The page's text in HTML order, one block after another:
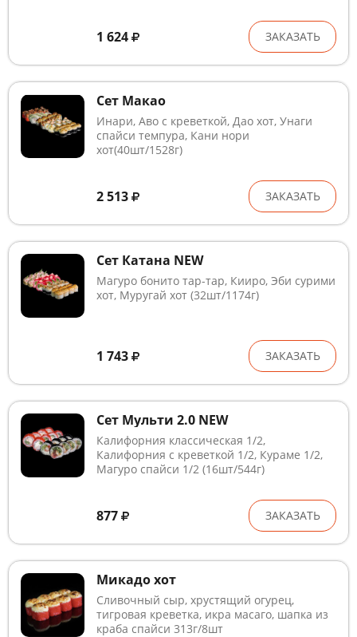
1 624 ЗАКАЗАТЬ
Сет Макао
Инари, Аво с креветкой, Дао хот, Унаги
спайси темпура, Кани нори
хот(40шт/1528г)
2 513 ЗАКАЗАТЬ
Сет Катана NEW
Магуро бонито тар-тар, Кииро, Эби сурими
хот, Муругай хот (32шт/1174г)
1 743 ЗАКАЗАТЬ
Сет Мульти 2.0 NEW
Калифорния классическая 1/2,
Калифорния с креветкой 1/2, Кураме 1/2,
Магуро спайси 1/2 (16шт/544г)
877 ЗАКАЗАТЬ
Микадо хот
Сливочный сыр, хрустящий огурец,
тигровая креветка, икра масаго, шапка из
краба спайси 313г/8шт